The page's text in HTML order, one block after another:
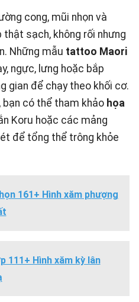
cong, mũi nhọn và
sạch, không rối nhưng
Những mẫu tattoo Maori
ngực, lưng hoặc bắp
gian để chạy theo khối cơ.
bạn có thể tham khảo họa
Koru hoặc các mảng
để tổng thể trông khỏe
161+ Hình xăm phượng
111+ Hình xăm kỳ lân